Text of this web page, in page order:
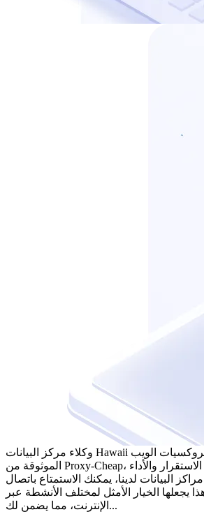
الويب
الموثوقة من Proxy-Cheap، المصممة لضمان الاستقرار والأداء
البيانات لدينا، يمكنك الاستمتاع باتصال
يجعلها الخيار الأمثل لمختلف الأنشطة عبر
الإنترنت، مما يضمن لك...